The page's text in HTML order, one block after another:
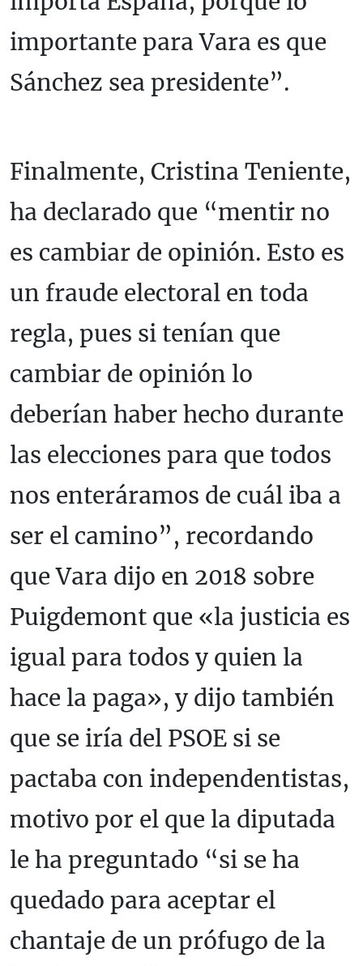
importante para Vara es que
Sánchez sea presidente”.
Finalmente, Cristina Teniente,
ha declarado que “mentir no
es cambiar de opinión. Esto es
un fraude electoral en toda
regla, pues si tenían que
cambiar de opinión lo
deberían haber hecho durante
las elecciones para que todos
nos enteráramos de cuál iba a
ser el camino”, recordando
que Vara dijo en 2018 sobre
Puigdemont que «la justicia es
igual para todos y quien la
hace la paga», y dijo también
que se iría del PSOE si se
pactaba con independentistas,
motivo por el que la diputada
le ha preguntado “si se ha
quedado para aceptar el
chantaje de un prófugo de la